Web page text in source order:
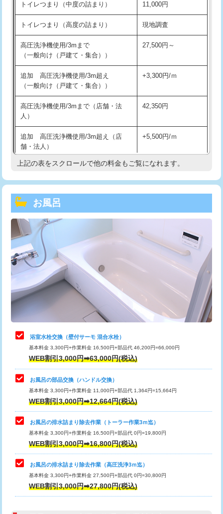
トイレつまり（中度の詰まり） 11,000円
トイレつまり（高度の詰まり） 現地調査
高圧洗浄機使用/3mまで
（一般向け（戸建て・集合））
27,500円～
追加 高圧洗浄機使用/3m超え
（一般向け（戸建て・集合））
+3,300円/ｍ
高圧洗浄機使用/3mまで（店舗・法
人）
42,350円
追加 高圧洗浄機使用/3m超え（店
舗・法人）
+5,500円/ｍ
高度高圧洗浄換 現地調査
トーラー機使用/3mまで
追加トーラー機使用/3m超え
カメラ調査 33,000円
桝清掃 8,800円
止水・漏水調査・防水処理・清掃・修
理・調整・分解・加工など（軽作業）
止水・漏水調査・防水処理・清掃・修
理・調整・分解・加工など（中作業）
22,000円
止水・漏水調査・防水処理・清掃・修
理・調整・分解・加工など（重作業）
33,000円
トイレタンク脱着
トイレ便器脱着
タンクレストイレ脱着 33,000円
小便器トイレ脱着
その他部品の脱着 8,800円～
交換・取付（タンク）
上記の表をスクロールで他の料金もご覧になれます。
お風呂
浴室水栓交換（壁付サーモ 混合水栓）
基本料金 3,300円+作業料金 16,500円+部品代 46,200円=66,000円
WEB割引3,000円➡63,000円(税込)
お風呂の部品交換（ハンドル交換）
基本料金 3,300円+作業料金 11,000円+部品代 1,364円=15,664円
WEB割引3,000円➡12,664円(税込)
お風呂の排水詰まり除去作業（トーラー作業3ｍ迄）
基本料金 3,300円+作業料金 16,500円+部品代 0円=19,800円
WEB割引3,000円➡16,800円(税込)
お風呂の排水詰まり除去作業（高圧洗浄3ｍ迄）
基本料金 3,300円+作業料金 27,500円+部品代 0円=30,800円
WEB割引3,000円➡27,800円(税込)